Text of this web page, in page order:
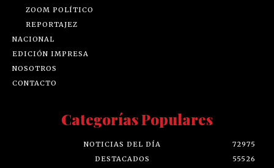
ZOOM POLÍTICO
REPORTAJEZ
NACIONAL
EDICIÓN IMPRESA
NOSOTROS
CONTACTO
Categorías Populares
NOTICIAS DEL DÍA
72975
DESTACADOS
55526